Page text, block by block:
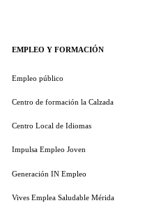
EMPLEO Y FORMACIÓN
Empleo público
Centro de formación la Calzada
Centro Local de Idiomas
Impulsa Empleo Joven
Generación IN Empleo
Vives Emplea Saludable Mérida